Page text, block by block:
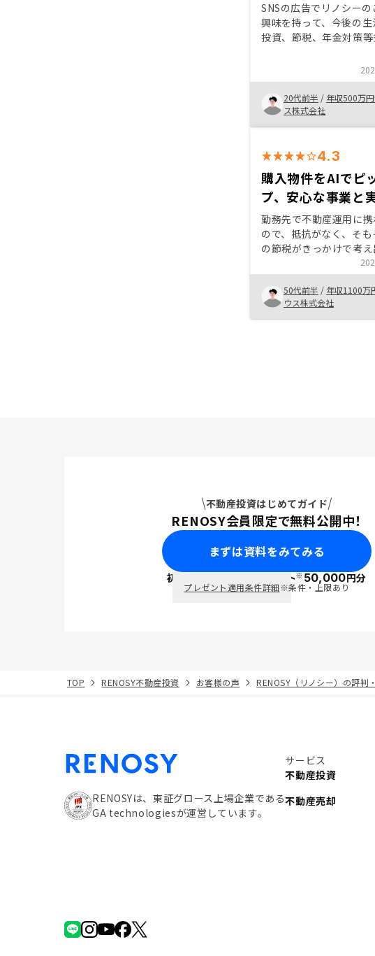
SNSの広告でリノシーの
興味を持って、今後の
投資、節税、年金対策
ることとしました。 リ
め、株式意外の不動産
とは良いと思います。
20代前半 / 年収500万
ス株式会社
4.3
購入物件をAIでピ
プ、安心な事業と
勤務先で不動産運用に携
ので、抵抗がなく、そ
の節税がきっかけで考
すが、ある時期から終
入していないので妻や
は大きいと思いました
りますが、貨幣価値が大
この時期に何もしない
50代前半 / 年収1100万
ウス株式会社
不動産投資はじめてガイド
RENOSY会員限定で無料公開中！
まずは資料をみてみる
初回面談で ポイント※50,000円分
プレゼント適用条件詳細※条件・上限あり
TOP RENOSY不動産投資 お客様の声 RENOSY（リノシー）の評判
RENOSYは、東証グロース上場企業である
GA technologiesが運営しています。
サービス
不動産投資
不動産売却